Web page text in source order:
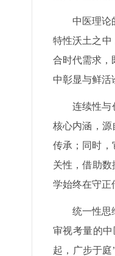
中医理论
特性沃土之中
合时代需求，
中彰显与鲜活
连续性与
核心内涵，源
传承；同时，
关性，借助数
学始终在守正
统一性思
审视考量的
起，广步于